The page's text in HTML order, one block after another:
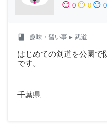
sentiment_satisfied 0 sentiment_neutral 0 sentiment_dissatisfied 0
class 趣味・習い事 ▸ 武道
はじめての剣道を公園で
です。
千葉県